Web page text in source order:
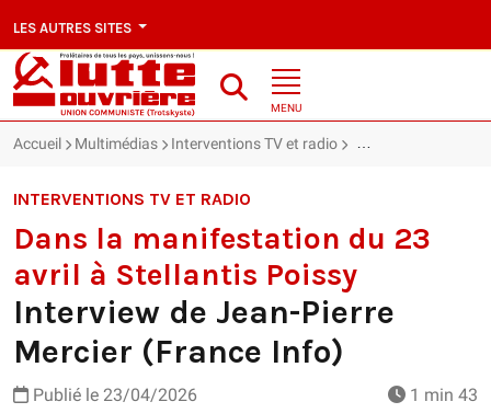
LES AUTRES SITES
MENU
Accueil Multimédias Interventions TV et radio Dans la
INTERVENTIONS TV ET RADIO
Dans la manifestation du 23
avril à Stellantis Poissy
Interview de Jean-Pierre
Mercier (France Info)
Publié le 23/04/2026 1 min 43